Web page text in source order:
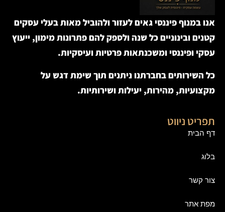
אנו במנוף פיננסי גאים לעזור ולהוביל מאות בעלי עסקים
קטנים ובינוניים כל שנה ולספק להם פתרונות מימון, ייעוץ
עסקי ופיננסי ומשכנתאות פרטיות ועיסקיות.
כל השירותים בחברתנו ניתנים תוך שימת דגש על
מקצועיות, מהירות, יעילות ושירותיות.
תפריט ניווט
דף הבית
בלוג
צור קשר
מפת אתר